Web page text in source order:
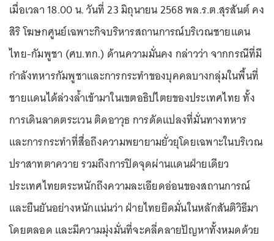
เมื่อเวลา 18.00 น. วันที่ 23 มิถุนายน 2568 พล.ร.ต.สุรสันต์ คง
สิริ โฆษกศูนย์เฉพาะกิจบริหารสถานการณ์บริเวณชายแดน
ไทย-กัมพูชา (ศบ.ทก.) ด้านความมั่นคง กล่าวว่า จากกรณีที่มี
กำลังทหารกัมพูชาและการกระทำของบุคคลบางกลุ่มในพื้นที่
ชายแดนได้ล่วงล้ำเข้ามาในเขตอธิปไตยของประเทศไทย ทั้ง
การเดินลาดตระเวน ติดอาวุธ การดัดแปลงที่มั่นทางทหาร
และการกระทำที่สื่อถึงความพยายามยั่วยุโดยเฉพาะในบริเวณ
ปราสาทตาควาย รวมถึงการปิดจุดผ่านแดนฝ่ายเดียว
ประเทศไทยตระหนักถึงความละเอียดอ่อนของสถานการณ์
และยืนยันอย่างหนักแน่นว่า ฝ่ายไทยยึดมั่นในหลักสันติวิธีมา
โดยตลอด และมีความมุ่งมั่นที่จะคลี่คลายปัญหาทั้งหมดด้วย